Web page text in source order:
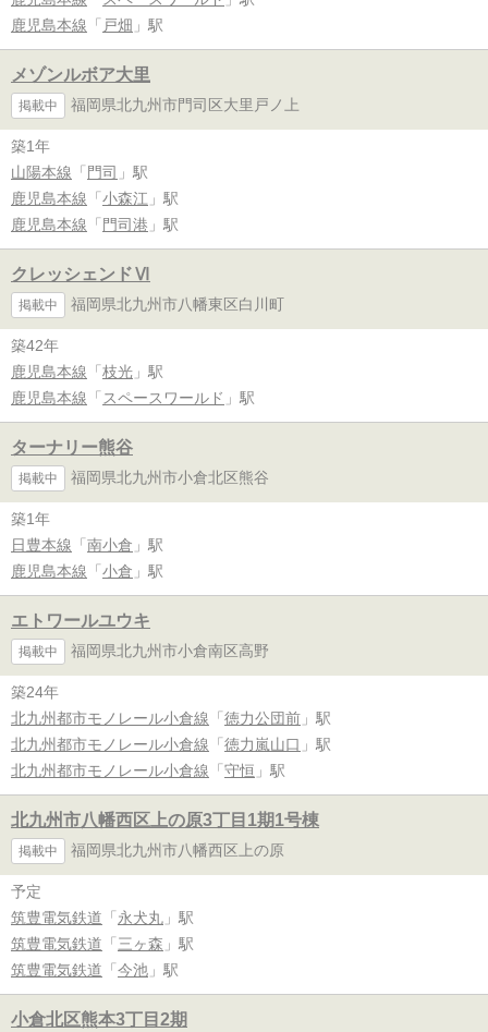
鹿児島本線 「 戸畑 」駅
メゾンルボア大里
掲載中 福岡県北九州市門司区大里戸ノ上
築1年
山陽本線 「 門司 」駅
鹿児島本線 「 小森江 」駅
鹿児島本線 「 門司港 」駅
クレッシェンドⅥ
掲載中 福岡県北九州市八幡東区白川町
築42年
鹿児島本線 「 枝光 」駅
鹿児島本線 「 スペースワールド 」駅
ターナリー熊谷
掲載中 福岡県北九州市小倉北区熊谷
築1年
日豊本線 「 南小倉 」駅
鹿児島本線 「 小倉 」駅
エトワールユウキ
掲載中 福岡県北九州市小倉南区高野
築24年
北九州都市モノレール小倉線 「 徳力公団前 」駅
北九州都市モノレール小倉線 「 徳力嵐山口 」駅
北九州都市モノレール小倉線 「 守恒 」駅
北九州市八幡西区上の原3丁目1期1号棟
掲載中 福岡県北九州市八幡西区上の原
予定
筑豊電気鉄道 「 永犬丸 」駅
筑豊電気鉄道 「 三ヶ森 」駅
筑豊電気鉄道 「 今池 」駅
小倉北区熊本3丁目2期